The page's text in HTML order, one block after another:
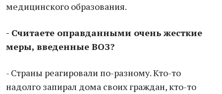
медицинского образования.
- Считаете оправданными очень жесткие
меры, введенные ВОЗ?
- Страны реагировали по-разному. Кто-то
надолго запирал дома своих граждан, кто-то